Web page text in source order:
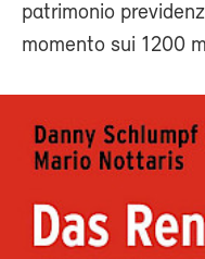
patrimonio
momento sui 1200